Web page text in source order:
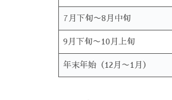
7月下旬〜8月中旬
9月下旬〜10月上旬
年末年始（12月〜1月）